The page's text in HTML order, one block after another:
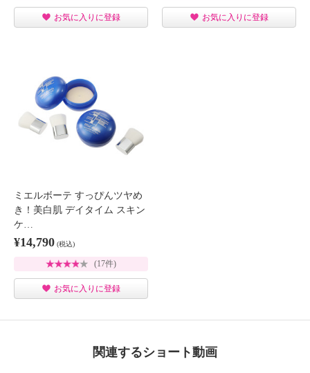
お気に入りに登録 お気に入りに登録
ミエルボーテ すっぴんツヤめ
き！美白肌 デイタイム スキン
ケ…
¥14,790 (税込)
(17件)
お気に入りに登録
関連するショート動画